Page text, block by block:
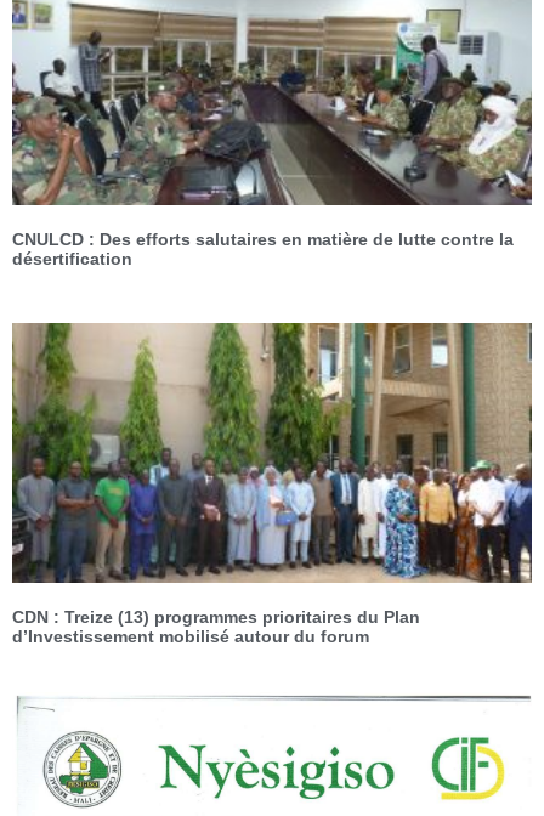
CNULCD : Des efforts salutaires en matière de lutte contre la
désertification
CDN : Treize (13) programmes prioritaires du Plan
d’Investissement mobilisé autour du forum